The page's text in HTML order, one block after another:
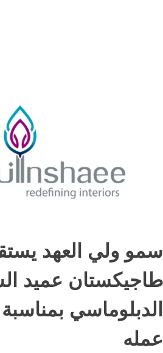
سمو ولي العهد
طاجيكستان عميد
الدبلوماسي بمناسبة
عمله